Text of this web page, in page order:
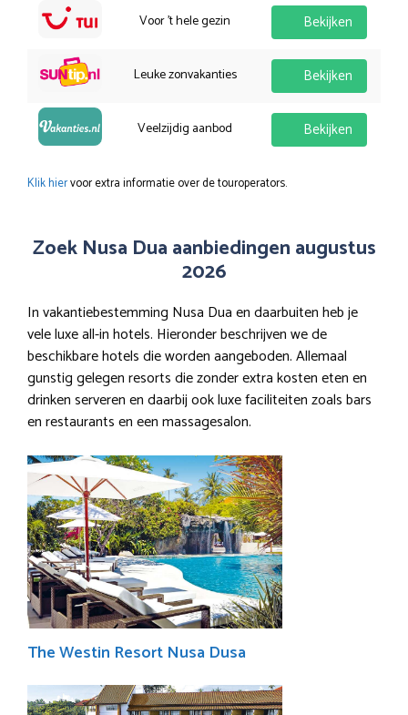
Voor 't hele gezin Bekijken
Leuke zonvakanties Bekijken
Veelzijdig aanbod Bekijken
Klik hiervoor extra informatie over de touroperators.
Zoek Nusa Dua aanbiedingen augustus
2026
In vakantiebestemming Nusa Dua en daarbuiten heb je
vele luxe all-in hotels. Hieronder beschrijven we de
beschikbare hotels die worden aangeboden. Allemaal
gunstig gelegen resorts die zonder extra kosten eten en
drinken serveren en daarbij ook luxe faciliteiten zoals bars
en restaurants en een massagesalon.
The Westin Resort Nusa Dusa